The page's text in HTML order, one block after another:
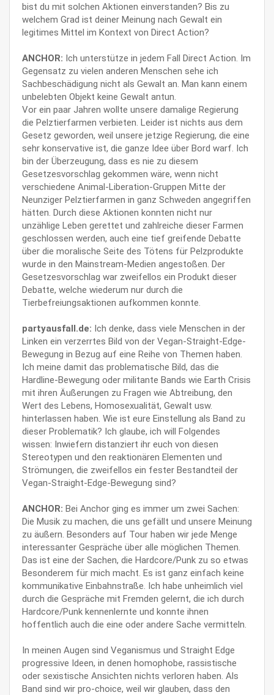
bist du mit solchen Aktionen einverstanden? Bis zu
welchem Grad ist deiner Meinung nach Gewalt ein
legitimes Mittel im Kontext von Direct Action?
ANCHOR: Ich unterstütze in jedem Fall Direct Action. Im
Gegensatz zu vielen anderen Menschen sehe ich
Sachbeschädigung nicht als Gewalt an. Man kann einem
unbelebten Objekt keine Gewalt antun.
Vor ein paar Jahren wollte unsere damalige Regierung
die Pelztierfarmen verbieten. Leider ist nichts aus dem
Gesetz geworden, weil unsere jetzige Regierung, die eine
sehr konservative ist, die ganze Idee über Bord warf. Ich
bin der Überzeugung, dass es nie zu diesem
Gesetzesvorschlag gekommen wäre, wenn nicht
verschiedene Animal-Liberation-Gruppen Mitte der
Neunziger Pelztierfarmen in ganz Schweden angegriffen
hätten. Durch diese Aktionen konnten nicht nur
unzählige Leben gerettet und zahlreiche dieser Farmen
geschlossen werden, auch eine tief greifende Debatte
über die moralische Seite des Tötens für Pelzprodukte
wurde in den Mainstream-Medien angestoßen. Der
Gesetzesvorschlag war zweifellos ein Produkt dieser
Debatte, welche wiederum nur durch die
Tierbefreiungsaktionen aufkommen konnte.
partyausfall.de: Ich denke, dass viele Menschen in der
Linken ein verzerrtes Bild von der Vegan-Straight-Edge-
Bewegung in Bezug auf eine Reihe von Themen haben.
Ich meine damit das problematische Bild, das die
Hardline-Bewegung oder militante Bands wie Earth Crisis
mit ihren Äußerungen zu Fragen wie Abtreibung, den
Wert des Lebens, Homosexualität, Gewalt usw.
hinterlassen haben. Wie ist eure Einstellung als Band zu
dieser Problematik? Ich glaube, ich will Folgendes
wissen: Inwiefern distanziert ihr euch von diesen
Stereotypen und den reaktionären Elementen und
Strömungen, die zweifellos ein fester Bestandteil der
Vegan-Straight-Edge-Bewegung sind?
ANCHOR: Bei Anchor ging es immer um zwei Sachen:
Die Musik zu machen, die uns gefällt und unsere Meinung
zu äußern. Besonders auf Tour haben wir jede Menge
interessanter Gespräche über alle möglichen Themen.
Das ist eine der Sachen, die Hardcore/Punk zu so etwas
Besonderem für mich macht. Es ist ganz einfach keine
kommunikative Einbahnstraße. Ich habe unheimlich viel
durch die Gespräche mit Fremden gelernt, die ich durch
Hardcore/Punk kennenlernte und konnte ihnen
hoffentlich auch die eine oder andere Sache vermitteln.
In meinen Augen sind Veganismus und Straight Edge
progressive Ideen, in denen homophobe, rassistische
oder sexistische Ansichten nichts verloren haben. Als
Band sind wir pro-choice, weil wir glauben, dass den